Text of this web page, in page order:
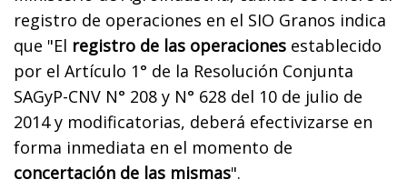
registro de operaciones en el SIO Granos indica
que "El registro de las operaciones establecido
por el Artículo 1° de la Resolución Conjunta
SAGyP-CNV N° 208 y N° 628 del 10 de julio de
2014 y modificatorias, deberá efectivizarse en
forma inmediata en el momento de
concertación de las mismas".